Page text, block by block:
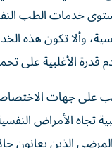
خدمات الطب
وألا تكون هذه
قدرة الأغلبية على
على جهات الاختصاص
تجاه الأمراض